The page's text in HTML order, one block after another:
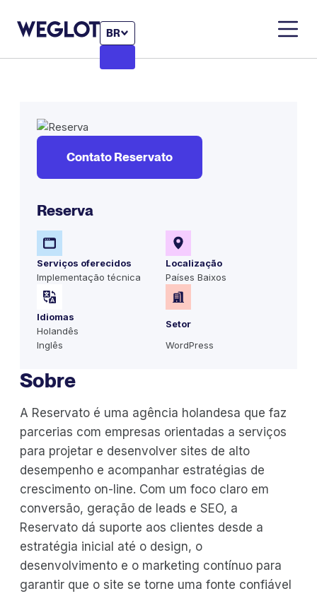
BR
Contato Reservato
Reserva
Serviços oferecidos
Implementação técnica
Localização
Países Baixos
Idiomas
Holandês
Inglês
Setor
WordPress
Sobre
A Reservato é uma agência holandesa que faz
parcerias com empresas orientadas a serviços
para projetar e desenvolver sites de alto
desempenho e acompanhar estratégias de
crescimento on-line. Com um foco claro em
conversão, geração de leads e SEO, a
Reservato dá suporte aos clientes desde a
estratégia inicial até o design, o
desenvolvimento e o marketing contínuo para
garantir que o site se torne uma fonte confiável